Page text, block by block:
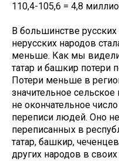
110,4-105,6 = 4,8
В большинстве русских
нерусских народов
меньше. Как мы
татар и башкир потери
Потери меньше в
значительное
не окончательное
переписи людей. Оно
переписанных в
татар, башкир,
других народов в своих